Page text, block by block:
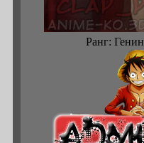
Ранг: Генин